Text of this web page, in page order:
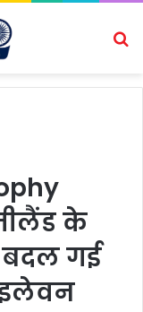
के
बदल गई
इलेवन